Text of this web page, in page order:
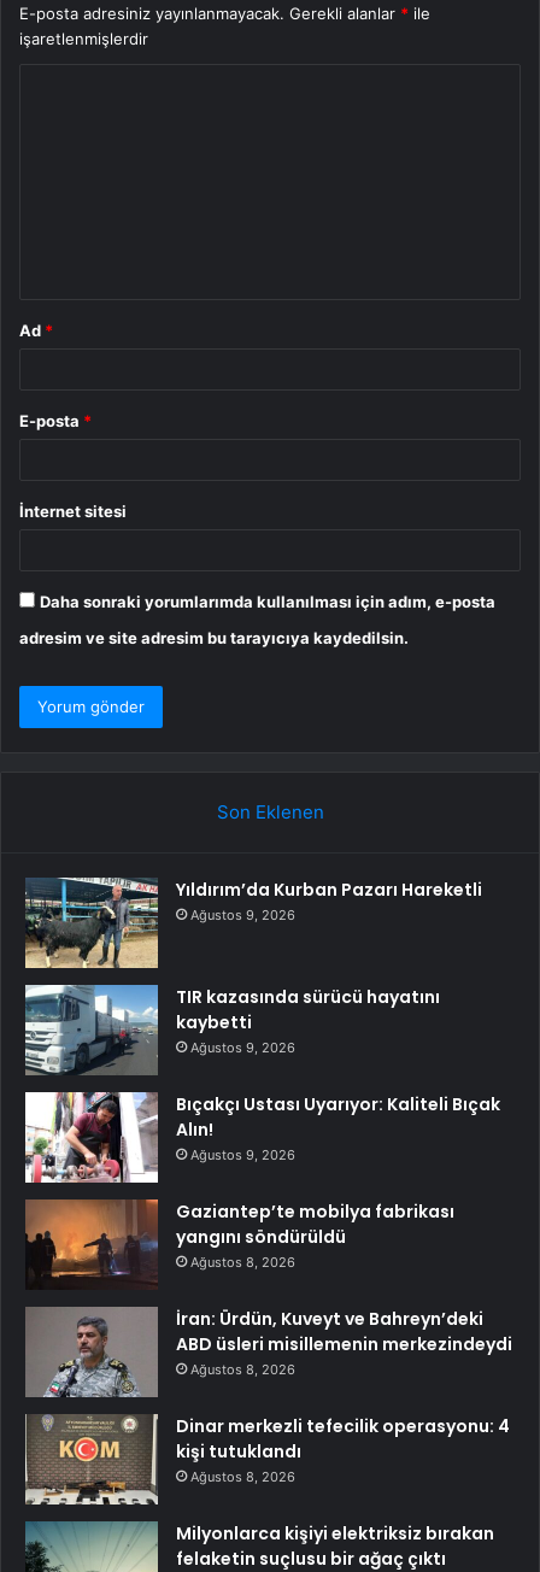
E-posta adresiniz yayınlanmayacak. Gerekli alanlar * ile
işaretlenmişlerdir
Ad *
E-posta *
İnternet sitesi
Daha sonraki yorumlarımda kullanılması için adım, e-posta
adresim ve site adresim bu tarayıcıya kaydedilsin.
Son Eklenen
Yıldırım’da Kurban Pazarı Hareketli
Ağustos 9, 2026
TIR kazasında sürücü hayatını
kaybetti
Ağustos 9, 2026
Bıçakçı Ustası Uyarıyor: Kaliteli Bıçak
Alın!
Ağustos 9, 2026
Gaziantep’te mobilya fabrikası
yangını söndürüldü
Ağustos 8, 2026
İran: Ürdün, Kuveyt ve Bahreyn’deki
ABD üsleri misillemenin merkezindeydi
Ağustos 8, 2026
Dinar merkezli tefecilik operasyonu: 4
kişi tutuklandı
Ağustos 8, 2026
Milyonlarca kişiyi elektriksiz bırakan
felaketin suçlusu bir ağaç çıktı